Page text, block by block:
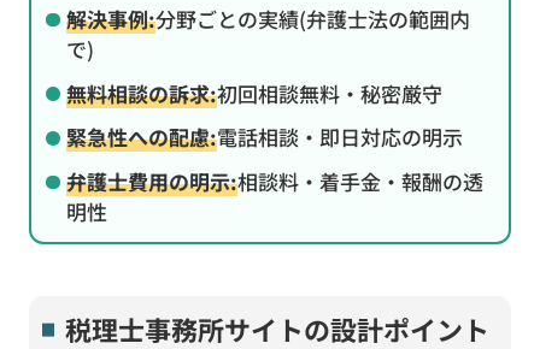
解決事例:分野ごとの実績(弁護士法の範囲内
で)
無料相談の訴求:初回相談無料・秘密厳守
緊急性への配慮:電話相談・即日対応の明示
弁護士費用の明示:相談料・着手金・報酬の透
明性
税理士事務所サイトの設計ポイント